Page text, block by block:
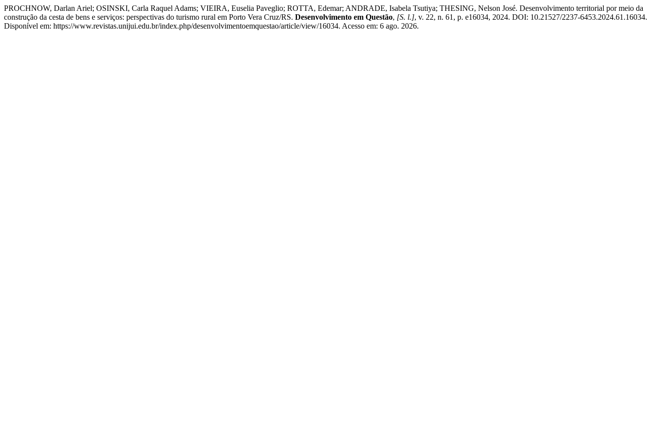
PROCHNOW, Darlan Ariel; OSINSKI, Carla Raquel Adams; VIEIRA, Euselia Paveglio; ROTTA, Edemar; ANDRADE, Isabela Tsutiya; THESING, Nelson José. Desenvolvimento territorial por meio da
construção da cesta de bens e serviços: perspectivas do turismo rural em Porto Vera Cruz/RS. Desenvolvimento em Questão, [S. l.], v. 22, n. 61, p. e16034, 2024. DOI: 10.21527/2237-6453.2024.61.16034.
Disponível em: https://www.revistas.unijui.edu.br/index.php/desenvolvimentoemquestao/article/view/16034. Acesso em: 6 ago. 2026.